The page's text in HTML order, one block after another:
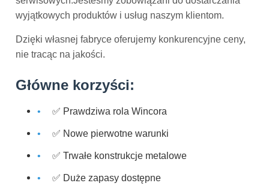
wyjątkowych produktów i usług naszym klientom.
Dzięki własnej fabryce oferujemy konkurencyjne ceny,
nie tracąc na jakości.
Główne korzyści:
✅ Prawdziwa rola Wincora
✅ Nowe pierwotne warunki
✅ Trwałe konstrukcje metalowe
✅ Duże zapasy dostępne